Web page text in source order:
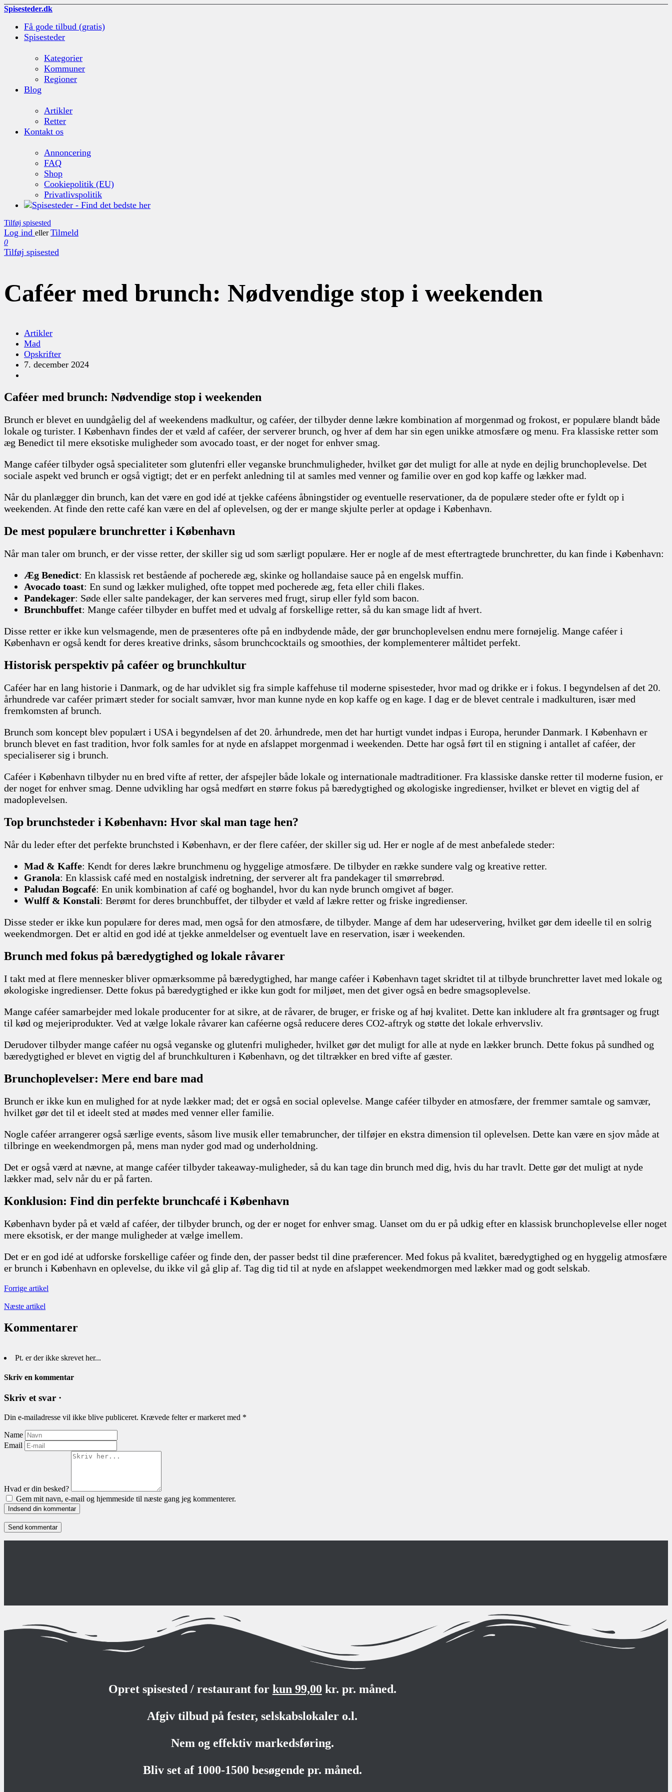
Spisesteder.dk
Få gode tilbud (gratis)
Spisesteder
Kategorier
Kommuner
Regioner
Blog
Artikler
Retter
Kontakt os
Annoncering
FAQ
Shop
Cookiepolitik (EU)
Privatlivspolitik
Tilføj spisested
Log ind eller Tilmeld
0
Tilføj spisested
Caféer med brunch: Nødvendige stop i weekenden
Artikler
Mad
Opskrifter
7. december 2024
Caféer med brunch: Nødvendige stop i weekenden
Brunch er blevet en uundgåelig del af weekendens madkultur, og caféer, der tilbyder denne lækre kombination af morgenmad og frokost, er populære blandt både
lokale og turister. I København findes der et væld af caféer, der serverer brunch, og hver af dem har sin egen unikke atmosfære og menu. Fra klassiske retter som
æg Benedict til mere eksotiske muligheder som avocado toast, er der noget for enhver smag.
Mange caféer tilbyder også specialiteter som glutenfri eller veganske brunchmuligheder, hvilket gør det muligt for alle at nyde en dejlig brunchoplevelse. Det
sociale aspekt ved brunch er også vigtigt; det er en perfekt anledning til at samles med venner og familie over en god kop kaffe og lækker mad.
Når du planlægger din brunch, kan det være en god idé at tjekke caféens åbningstider og eventuelle reservationer, da de populære steder ofte er fyldt op i
weekenden. At finde den rette café kan være en del af oplevelsen, og der er mange skjulte perler at opdage i København.
De mest populære brunchretter i København
Når man taler om brunch, er der visse retter, der skiller sig ud som særligt populære. Her er nogle af de mest eftertragtede brunchretter, du kan finde i København:
Æg Benedict: En klassisk ret bestående af pocherede æg, skinke og hollandaise sauce på en engelsk muffin.
Avocado toast: En sund og lækker mulighed, ofte toppet med pocherede æg, feta eller chili flakes.
Pandekager: Søde eller salte pandekager, der kan serveres med frugt, sirup eller fyld som bacon.
Brunchbuffet: Mange caféer tilbyder en buffet med et udvalg af forskellige retter, så du kan smage lidt af hvert.
Disse retter er ikke kun velsmagende, men de præsenteres ofte på en indbydende måde, der gør brunchoplevelsen endnu mere fornøjelig. Mange caféer i
København er også kendt for deres kreative drinks, såsom brunchcocktails og smoothies, der komplementerer måltidet perfekt.
Historisk perspektiv på caféer og brunchkultur
Caféer har en lang historie i Danmark, og de har udviklet sig fra simple kaffehuse til moderne spisesteder, hvor mad og drikke er i fokus. I begyndelsen af det 20.
århundrede var caféer primært steder for socialt samvær, hvor man kunne nyde en kop kaffe og en kage. I dag er de blevet centrale i madkulturen, især med
fremkomsten af brunch.
Brunch som koncept blev populært i USA i begyndelsen af det 20. århundrede, men det har hurtigt vundet indpas i Europa, herunder Danmark. I København er
brunch blevet en fast tradition, hvor folk samles for at nyde en afslappet morgenmad i weekenden. Dette har også ført til en stigning i antallet af caféer, der
specialiserer sig i brunch.
Caféer i København tilbyder nu en bred vifte af retter, der afspejler både lokale og internationale madtraditioner. Fra klassiske danske retter til moderne fusion, er
der noget for enhver smag. Denne udvikling har også medført en større fokus på bæredygtighed og økologiske ingredienser, hvilket er blevet en vigtig del af
madoplevelsen.
Top brunchsteder i København: Hvor skal man tage hen?
Når du leder efter det perfekte brunchsted i København, er der flere caféer, der skiller sig ud. Her er nogle af de mest anbefalede steder:
Mad & Kaffe: Kendt for deres lækre brunchmenu og hyggelige atmosfære. De tilbyder en række sundere valg og kreative retter.
Granola: En klassisk café med en nostalgisk indretning, der serverer alt fra pandekager til smørrebrød.
Paludan Bogcafé: En unik kombination af café og boghandel, hvor du kan nyde brunch omgivet af bøger.
Wulff & Konstali: Berømt for deres brunchbuffet, der tilbyder et væld af lækre retter og friske ingredienser.
Disse steder er ikke kun populære for deres mad, men også for den atmosfære, de tilbyder. Mange af dem har udeservering, hvilket gør dem ideelle til en solrig
weekendmorgen. Det er altid en god idé at tjekke anmeldelser og eventuelt lave en reservation, især i weekenden.
Brunch med fokus på bæredygtighed og lokale råvarer
I takt med at flere mennesker bliver opmærksomme på bæredygtighed, har mange caféer i København taget skridtet til at tilbyde brunchretter lavet med lokale og
økologiske ingredienser. Dette fokus på bæredygtighed er ikke kun godt for miljøet, men det giver også en bedre smagsoplevelse.
Mange caféer samarbejder med lokale producenter for at sikre, at de råvarer, de bruger, er friske og af høj kvalitet. Dette kan inkludere alt fra grøntsager og frugt
til kød og mejeriprodukter. Ved at vælge lokale råvarer kan caféerne også reducere deres CO2-aftryk og støtte det lokale erhvervsliv.
Derudover tilbyder mange caféer nu også veganske og glutenfri muligheder, hvilket gør det muligt for alle at nyde en lækker brunch. Dette fokus på sundhed og
bæredygtighed er blevet en vigtig del af brunchkulturen i København, og det tiltrækker en bred vifte af gæster.
Brunchoplevelser: Mere end bare mad
Brunch er ikke kun en mulighed for at nyde lækker mad; det er også en social oplevelse. Mange caféer tilbyder en atmosfære, der fremmer samtale og samvær,
hvilket gør det til et ideelt sted at mødes med venner eller familie.
Nogle caféer arrangerer også særlige events, såsom live musik eller temabruncher, der tilføjer en ekstra dimension til oplevelsen. Dette kan være en sjov måde at
tilbringe en weekendmorgen på, mens man nyder god mad og underholdning.
Det er også værd at nævne, at mange caféer tilbyder takeaway-muligheder, så du kan tage din brunch med dig, hvis du har travlt. Dette gør det muligt at nyde
lækker mad, selv når du er på farten.
Konklusion: Find din perfekte brunchcafé i København
København byder på et væld af caféer, der tilbyder brunch, og der er noget for enhver smag. Uanset om du er på udkig efter en klassisk brunchoplevelse eller noget
mere eksotisk, er der mange muligheder at vælge imellem.
Det er en god idé at udforske forskellige caféer og finde den, der passer bedst til dine præferencer. Med fokus på kvalitet, bæredygtighed og en hyggelig atmosfære
er brunch i København en oplevelse, du ikke vil gå glip af. Tag dig tid til at nyde en afslappet weekendmorgen med lækker mad og godt selskab.
Forrige artikel
Næste artikel
Kommentarer
Pt. er der ikke skrevet her...
Skriv en kommentar
Skriv et svar ·
Din e-mailadresse vil ikke blive publiceret. Krævede felter er markeret med *
Name
Email
Hvad er din besked?
Gem mit navn, e-mail og hjemmeside til næste gang jeg kommenterer.
Indsend din kommentar
Opret spisested / restaurant for kun 99,00 kr. pr. måned.
Afgiv tilbud på fester, selskabslokaler o.l.
Nem og effektiv markedsføring.
Bliv set af 1000-1500 besøgende pr. måned.